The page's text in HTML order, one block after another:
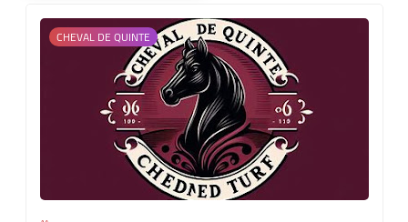
CHEVAL DE QUINTE